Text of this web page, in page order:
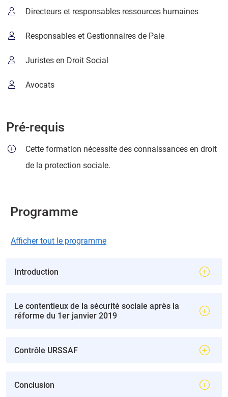
Directeurs et responsables ressources humaines
Responsables et Gestionnaires de Paie
Juristes en Droit Social
Avocats
Pré-requis
Cette formation nécessite des connaissances en droit
de la protection sociale.
Programme
Afficher tout le programme
Introduction
Le contentieux de la sécurité sociale après la
réforme du 1er janvier 2019
Contrôle URSSAF
Conclusion